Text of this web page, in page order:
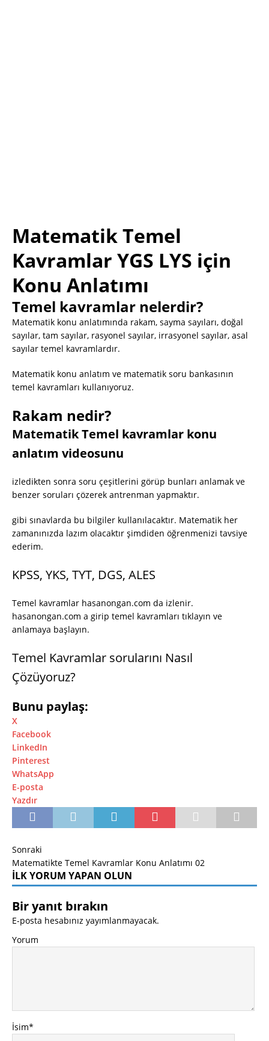
Matematik Temel
Kavramlar YGS LYS için
Konu Anlatımı
Temel kavramlar nelerdir?
Matematik konu anlatımında rakam, sayma sayıları, doğal
sayılar, tam sayılar, rasyonel sayılar, irrasyonel sayılar, asal
sayılar temel kavramlardır.
Matematik konu anlatım ve matematik soru bankasının
temel kavramları kullanıyoruz.
Rakam nedir?
Matematik Temel kavramlar konu
anlatım videosunu
izledikten sonra soru çeşitlerini görüp bunları anlamak ve
benzer soruları çözerek antrenman yapmaktır.
gibi sınavlarda bu bilgiler kullanılacaktır. Matematik her
zamanınızda lazım olacaktır şimdiden öğrenmenizi tavsiye
ederim.
KPSS, YKS, TYT, DGS, ALES
Temel kavramlar hasanongan.com da izlenir.
hasanongan.com a girip temel kavramları tıklayın ve
anlamaya başlayın.
Temel Kavramlar sorularını Nasıl
Çözüyoruz?
Bunu paylaş:
X
Facebook
LinkedIn
Pinterest
WhatsApp
E-posta
Yazdır
Sonraki
Matematikte Temel Kavramlar Konu Anlatımı 02
İLK YORUM YAPAN OLUN
Bir yanıt bırakın
E-posta hesabınız yayımlanmayacak.
Yorum
İsim*